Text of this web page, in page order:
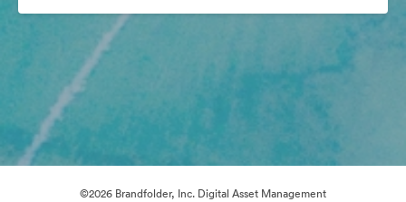
©2026 Brandfolder, Inc. Digital Asset Management